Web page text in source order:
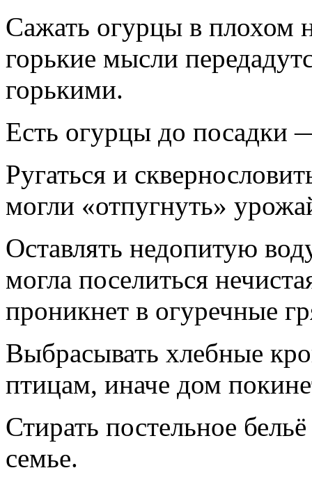
Сажать огурцы в плохом
горькие мысли
горькими.
Есть огурцы до посадки
Ругаться и
могли «отпугнуть»
Оставлять недопитую
могла поселиться
проникнет в огуречные
Выбрасывать хлебные
птицам, иначе дом
Стирать постельное
семье.